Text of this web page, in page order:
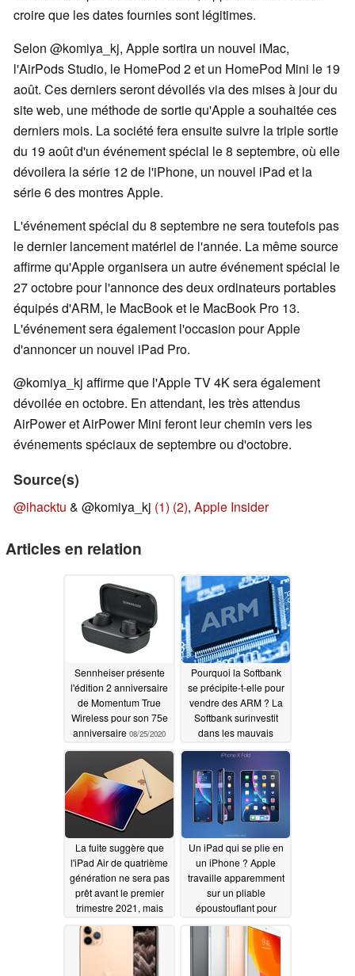
croire que les dates fournies sont légitimes.
Selon @komiya_kj, Apple sortira un nouvel iMac,
l'AirPods Studio, le HomePod 2 et un HomePod Mini le 19
août. Ces derniers seront dévoilés via des mises à jour du
site web, une méthode de sortie qu'Apple a souhaitée ces
derniers mois. La société fera ensuite suivre la triple sortie
du 19 août d'un événement spécial le 8 septembre, où elle
dévoilera la série 12 de l'iPhone, un nouvel iPad et la
série 6 des montres Apple.
L'événement spécial du 8 septembre ne sera toutefois pas
le dernier lancement matériel de l'année. La même source
affirme qu'Apple organisera un autre événement spécial le
27 octobre pour l'annonce des deux ordinateurs portables
équipés d'ARM, le MacBook et le MacBook Pro 13.
L'événement sera également l'occasion pour Apple
d'annoncer un nouvel iPad Pro.
@komiya_kj affirme que l'Apple TV 4K sera également
dévoilée en octobre. En attendant, les très attendus
AirPower et AirPower Mini feront leur chemin vers les
événements spéciaux de septembre ou d'octobre.
Source(s)
@ihacktu & @komiya_kj (1) (2), Apple Insider
Articles en relation
Sennheiser présente
l'édition 2 anniversaire
de Momentum True
Wireless pour son 75e
anniversaire 08/25/2020
Pourquoi la Softbank
se précipite-t-elle pour
vendre des ARM ? La
Softbank surinvestit
dans les mauvais
secteurs d'activité et la
d'ARM "devient voyou"
parmi les raisons
possibles
08/18/2020
La fuite suggère que
l'iPad Air de quatrième
génération ne sera pas
prêt avant le premier
trimestre 2021, mais
l'A14 Bionic est
apparemment destiné
à la tablette de 649
dollars d'Apple
Un iPad qui se plie en
un iPhone ? Apple
travaille apparemment
sur un pliable
époustouflant pour
2023, avec un A16X de
3nm et des appels
08/12/2020